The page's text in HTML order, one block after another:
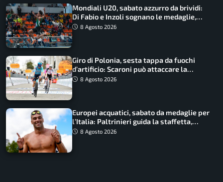
Mondiali U20, sabato azzurro da brividi:
Di Fabio e Inzoli sognano le medaglie,
Castellani e Succo in finale
8 Agosto 2026
Giro di Polonia, sesta tappa da fuochi
d’artificio: Scaroni può attaccare la
maglia di Lemmen
8 Agosto 2026
Europei acquatici, sabato da medaglie per
l’Italia: Paltrinieri guida la staffetta,
Barnabà sogna l’oro dalle grandi altezze
8 Agosto 2026